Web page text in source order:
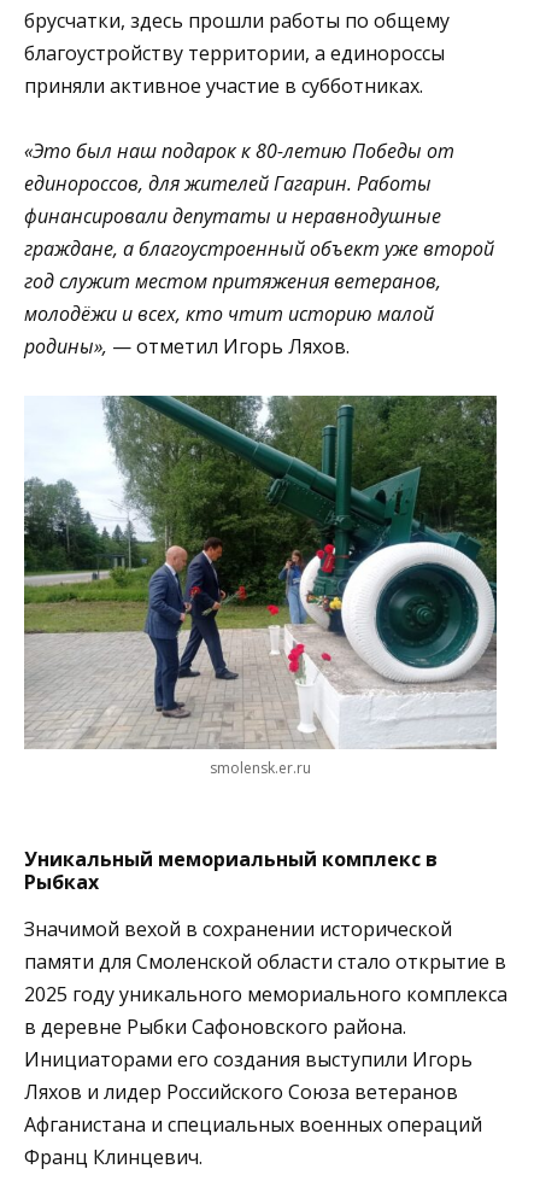
брусчатки, здесь прошли работы по общему
благоустройству территории, а единороссы
приняли активное участие в субботниках.
«Это был наш подарок к 80-летию Победы от
единороссов, для жителей Гагарин. Работы
финансировали депутаты и неравнодушные
граждане, а благоустроенный объект уже второй
год служит местом притяжения ветеранов,
молодёжи и всех, кто чтит историю малой
родины», — отметил Игорь Ляхов.
smolensk.er.ru
Уникальный мемориальный комплекс в
Рыбках
Значимой вехой в сохранении исторической
памяти для Смоленской области стало открытие в
2025 году уникального мемориального комплекса
в деревне Рыбки Сафоновского района.
Инициаторами его создания выступили Игорь
Ляхов и лидер Российского Союза ветеранов
Афганистана и специальных военных операций
Франц Клинцевич.